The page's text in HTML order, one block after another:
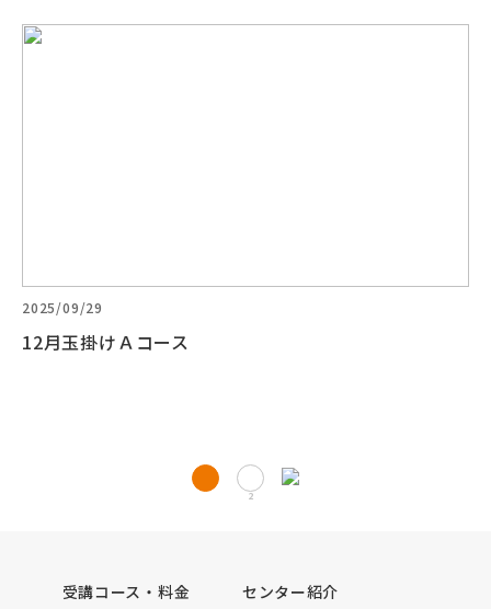
2025/09/29
12月玉掛けＡコース
1 2
受講コース・料金 センター紹介